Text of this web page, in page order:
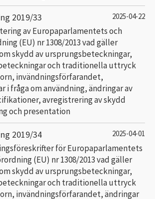
2019/33 2025-04-22
av Europaparlamentets och
(EU) nr 1308/2013 vad gäller
skydd av ursprungsbeteckningar,
och traditionella uttryck
invändningsförfarandet,
i fråga om användning, ändringar av
avregistrering av skydd
och presentation
2019/34 2025-04-01
för Europaparlamentets
(EU) nr 1308/2013 vad gäller
skydd av ursprungsbeteckningar,
och traditionella uttryck
invändningsförfarandet, ändringar